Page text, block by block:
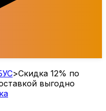
>Скидка 12% по
выгодно